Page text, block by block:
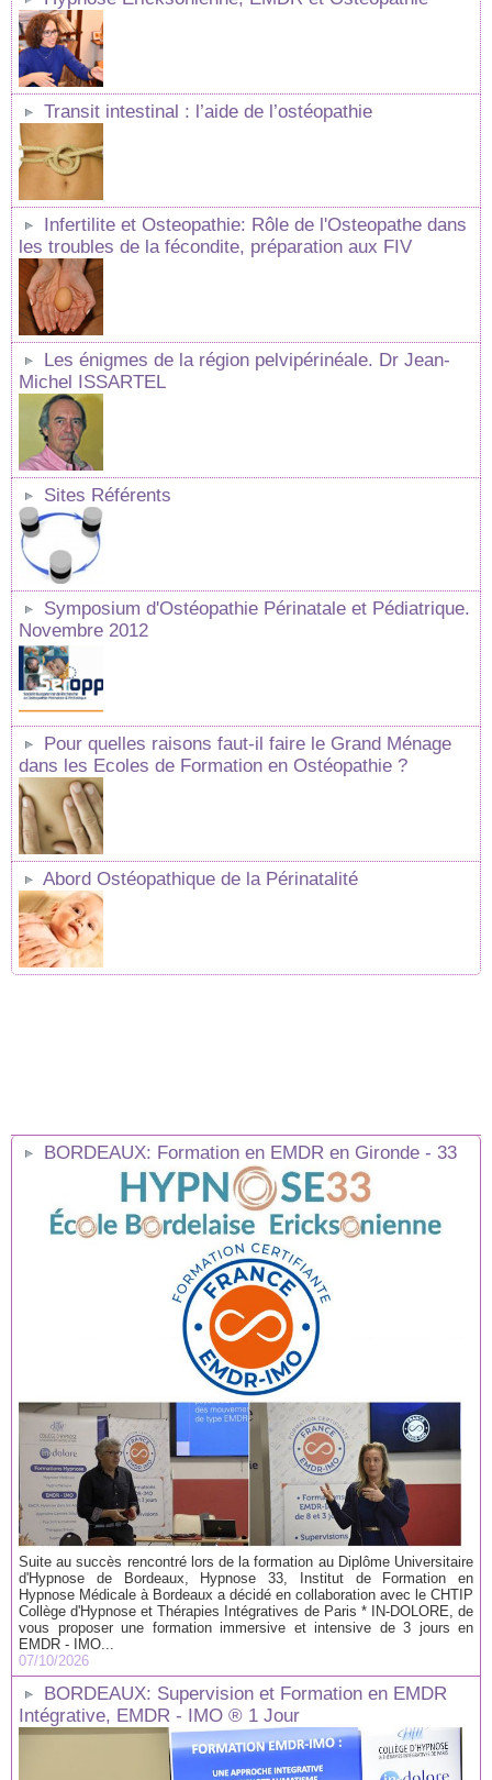
Transit intestinal : l’aide de l’ostéopathie
Infertilite et Osteopathie: Rôle de l'Osteopathe dans
les troubles de la fécondite, préparation aux FIV
Les énigmes de la région pelvipérinéale. Dr Jean-
Michel ISSARTEL
Sites Référents
Symposium d'Ostéopathie Périnatale et Pédiatrique.
Novembre 2012
Pour quelles raisons faut-il faire le Grand Ménage
dans les Ecoles de Formation en Ostéopathie ?
Abord Ostéopathique de la Périnatalité
BORDEAUX: Formation en EMDR en Gironde - 33
Suite au succès rencontré lors de la formation au Diplôme Universitaire
d'Hypnose de Bordeaux, Hypnose 33, Institut de Formation en
Hypnose Médicale à Bordeaux a décidé en collaboration avec le CHTIP
Collège d'Hypnose et Thérapies Intégratives de Paris * IN-DOLORE, de
vous proposer une formation immersive et intensive de 3 jours en
EMDR - IMO...
07/10/2026
BORDEAUX: Supervision et Formation en EMDR
Intégrative, EMDR - IMO ® 1 Jour